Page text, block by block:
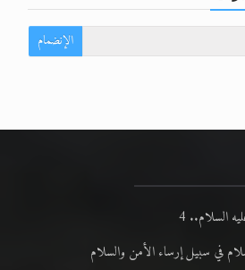
الإنضمام
السلام.. 4
في سبيل إرساء الأمن والسلام